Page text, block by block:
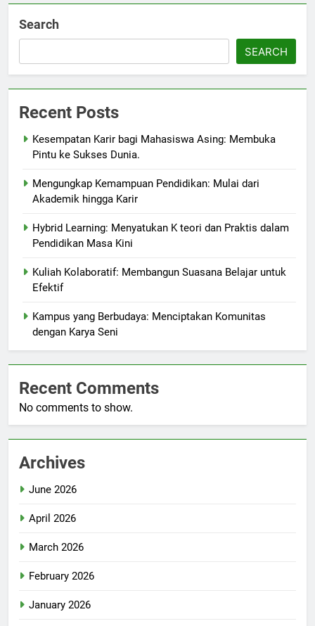
Search
SEARCH
Recent Posts
Kesempatan Karir bagi Mahasiswa Asing: Membuka
Pintu ke Sukses Dunia.
Mengungkap Kemampuan Pendidikan: Mulai dari
Akademik hingga Karir
Hybrid Learning: Menyatukan K teori dan Praktis dalam
Pendidikan Masa Kini
Kuliah Kolaboratif: Membangun Suasana Belajar untuk
Efektif
Kampus yang Berbudaya: Menciptakan Komunitas
dengan Karya Seni
Recent Comments
No comments to show.
Archives
June 2026
April 2026
March 2026
February 2026
January 2026